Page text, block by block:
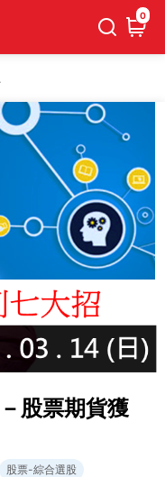
0
招
股票期貨獲
股票-綜合選股